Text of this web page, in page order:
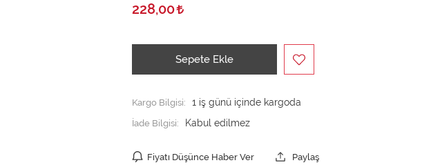
228,00
Sepete Ekle
Kargo Bilgisi:
1 iş günü içinde kargoda
İade Bilgisi:
Fiyatı Düşünce Haber Ver Paylaş